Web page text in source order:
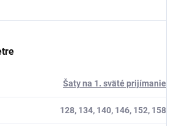
Šaty na 1. sväté prijímanie
128, 134, 140, 146, 152, 158